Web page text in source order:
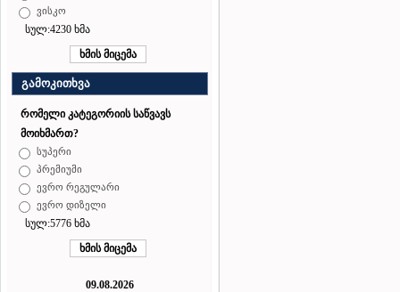
ვისკო
სულ:4230 ხმა
გამოკითხვა
რომელი კატეგორიის საწვავს
მოიხმართ?
სუპერი
პრემიუმი
ევრო რეგულარი
ევრო დიზელი
სულ:5776 ხმა
09.08.2026